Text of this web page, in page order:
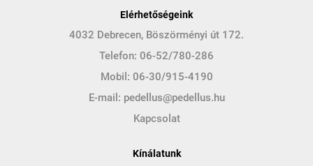
Elérhetőségeink
4032 Debrecen, Böszörményi út 172.
Telefon: 06-52/780-286
Mobil: 06-30/915-4190
E-mail: pedellus@pedellus.hu
Kapcsolat
Kínálatunk